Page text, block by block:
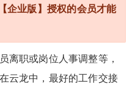
企业版】授权的会员才能
离职或岗位人事调整等，
云龙中，最好的工作交接